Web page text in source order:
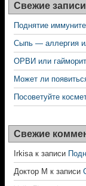
Свежие записи
Поднятие
Сыпь — аллергия
ОРВИ или
Может ли
Посоветуйте
Свежие
Irkisaк записи
Доктор М к записи